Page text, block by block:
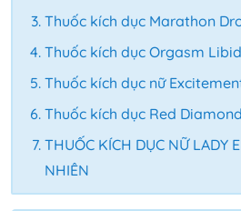
Thuốc kích dục Marathon
Thuốc kích dục Orgasm
Thuốc kích dục nữ
Thuốc kích dục Red
THUỐC KÍCH DỤC NỮ LADY
NHIÊN